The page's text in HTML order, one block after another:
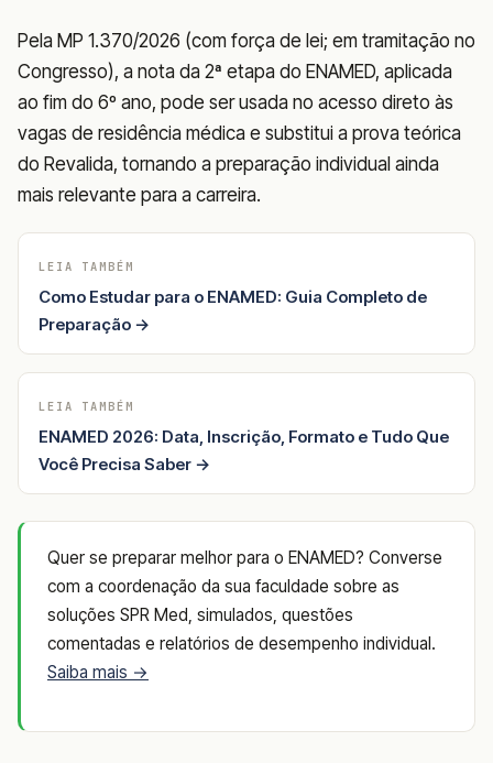
Pela MP 1.370/2026 (com força de lei; em tramitação no
Congresso), a nota da 2ª etapa do ENAMED, aplicada
ao fim do 6º ano, pode ser usada no acesso direto às
vagas de residência médica e substitui a prova teórica
do Revalida, tornando a preparação individual ainda
mais relevante para a carreira.
LEIA TAMBÉM
Como Estudar para o ENAMED: Guia Completo de
Preparação →
LEIA TAMBÉM
ENAMED 2026: Data, Inscrição, Formato e Tudo Que
Você Precisa Saber →
Quer se preparar melhor para o ENAMED? Converse
com a coordenação da sua faculdade sobre as
soluções SPR Med, simulados, questões
comentadas e relatórios de desempenho individual.
Saiba mais →